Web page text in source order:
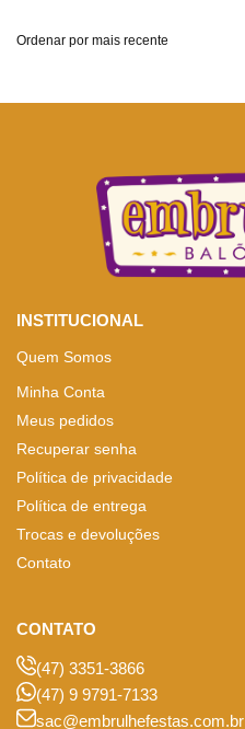
INSTITUCIONAL
Quem Somos
Minha Conta
Meus pedidos
Recuperar senha
Política de privacidade
Política de entrega
Trocas e devoluções
Contato
CONTATO
(47) 3351-3866
(47) 9 9791-7133
sac@embrulhefestas.com.br